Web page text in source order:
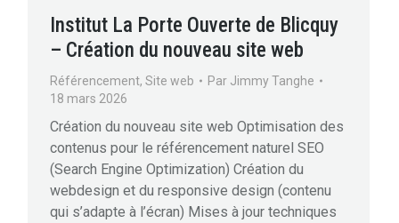
Institut La Porte Ouverte de Blicquy
– Création du nouveau site web
Référencement,Site web Par Jimmy Tanghe
18 mars 2026
Création du nouveau site web Optimisation des
contenus pour le référencement naturel SEO
(Search Engine Optimization) Création du
webdesign et du responsive design (contenu
qui s’adapte à l’écran) Mises à jour techniques